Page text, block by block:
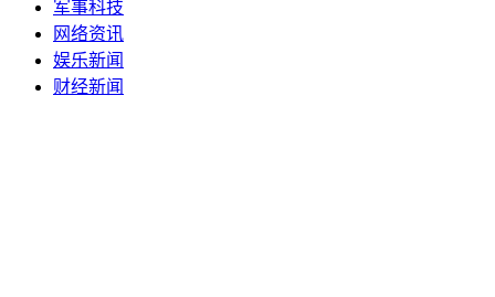
军事科技
网络资讯
娱乐新闻
财经新闻